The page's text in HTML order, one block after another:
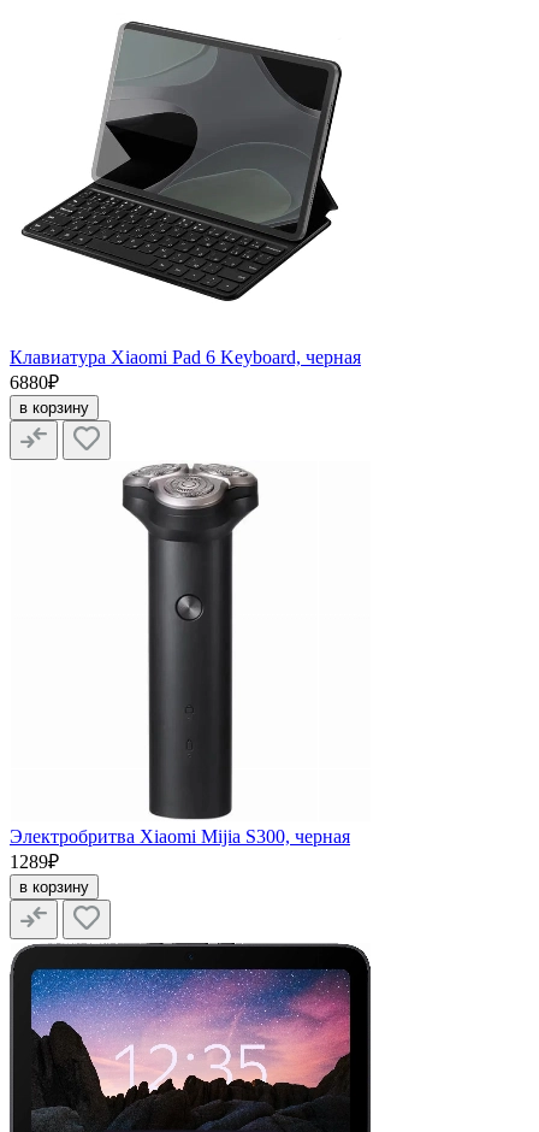
Клавиатура Xiaomi Pad 6 Keyboard, черная
6880₽
в корзину
Электробритва Xiaomi Mijia S300, черная
1289₽
в корзину